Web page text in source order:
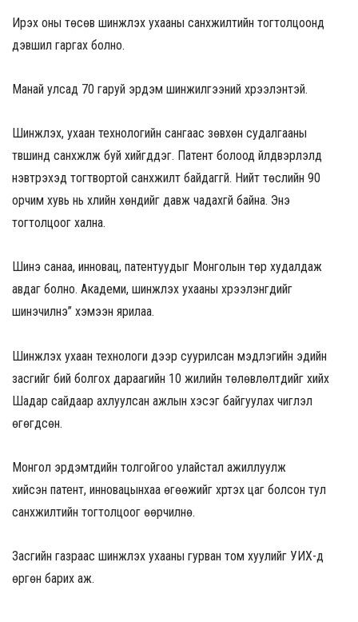
Ирэх оны төсөв шинжлэх ухааны санхүүжилтийн тогтолцоонд
дэвшил гаргах болно.
Манай улсад 70 гаруй эрдэм шинжилгээний хүрээлэнтэй.
Шинжлэх, ухаан технологийн сангаас зөвхөн судалгааны
түвшинд санхүүжүүлж буй хийгддэг. Патент болоод үйлдвэрлэлд
нэвтрэхэд тогтвортой санхүүжилт байдаггүй. Нийт төслийн 90
орчим хувь нь үхлийн хөндийг давж чадахгүй байна. Энэ
тогтолцоог хална.
Шинэ санаа, инновац, патентуудыг Монголын төр худалдаж
авдаг болно. Академи, шинжлэх ухааны хүрээлэнгүүдийг
шинэчилнэ” хэмээн ярилаа.
Шинжлэх ухаан технологи дээр суурилсан мэдлэгийн эдийн
засгийг бий болгох дараагийн 10 жилийн төлөвлөлтүүдийг хийх
Шадар сайдаар ахлуулсан ажлын хэсэг байгуулах чиглэл
өгөгдсөн.
Монгол эрдэмтдийн толгойгоо улайстал ажиллуулж
хийсэн патент, инновацынхаа өгөөжийг хүртэх цаг болсон тул
санхүүжилтийн тогтолцоог өөрчилнө.
Засгийн газраас шинжлэх ухааны гурван том хуулийг УИХ-д
өргөн барих аж.